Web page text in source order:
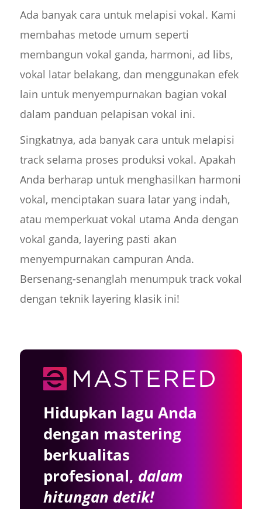
Ada banyak cara untuk melapisi vokal. Kami
membahas metode umum seperti
membangun vokal ganda, harmoni, ad libs,
vokal latar belakang, dan menggunakan efek
lain untuk menyempurnakan bagian vokal
dalam panduan pelapisan vokal ini.
Singkatnya, ada banyak cara untuk melapisi
track selama proses produksi vokal. Apakah
Anda berharap untuk menghasilkan harmoni
vokal, menciptakan suara latar yang indah,
atau memperkuat vokal utama Anda dengan
vokal ganda, layering pasti akan
menyempurnakan campuran Anda.
Bersenang-senanglah menumpuk track vokal
dengan teknik layering klasik ini!
Hidupkan lagu Anda
dengan mastering
berkualitas
profesional, dalam
hitungan detik!